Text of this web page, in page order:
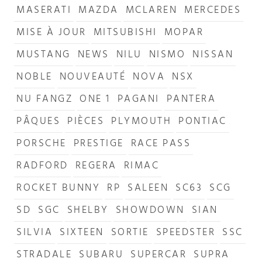
MASERATI MAZDA MCLAREN MERCEDES
MISE À JOUR MITSUBISHI MOPAR
MUSTANG NEWS NILU NISMO NISSAN
NOBLE NOUVEAUTÉ NOVA NSX
NU FANGZ ONE 1 PAGANI PANTERA
PÂQUES PIÈCES PLYMOUTH PONTIAC
PORSCHE PRESTIGE RACE PASS
RADFORD REGERA RIMAC
ROCKET BUNNY RP SALEEN SC63 SCG
SD SGC SHELBY SHOWDOWN SIAN
SILVIA SIXTEEN SORTIE SPEEDSTER SSC
STRADALE SUBARU SUPERCAR SUPRA